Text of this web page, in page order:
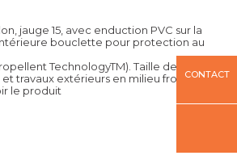
jauge 15, avec enduction PVC sur la
bouclette pour protection au
TechnologyTM). Taille de 7 à 11.
travaux extérieurs en milieu froid,
le produit
CONTACT